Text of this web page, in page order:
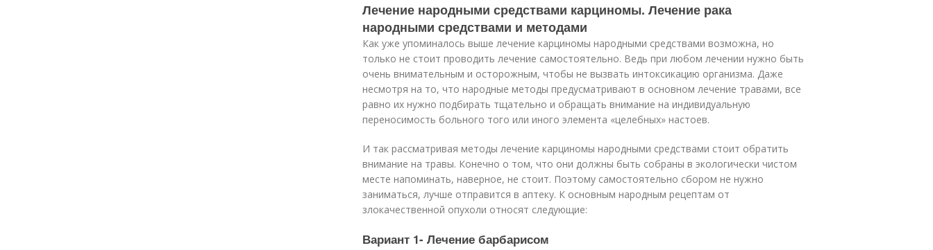
Лечение народными средствами карциномы. Лечение рака
народными средствами и методами
Как уже упоминалось выше лечение карциномы народными средствами возможна, но
только не стоит проводить лечение самостоятельно. Ведь при любом лечении нужно быть
очень внимательным и осторожным, чтобы не вызвать интоксикацию организма. Даже
несмотря на то, что народные методы предусматривают в основном лечение травами, все
равно их нужно подбирать тщательно и обращать внимание на индивидуальную
переносимость больного того или иного элемента «целебных» настоев.
И так рассматривая методы лечение карциномы народными средствами стоит обратить
внимание на травы. Конечно о том, что они должны быть собраны в экологически чистом
месте напоминать, наверное, не стоит. Поэтому самостоятельно сбором не нужно
заниматься, лучше отправится в аптеку. К основным народным рецептам от
злокачественной опухоли относят следующие:
Вариант 1- Лечение барбарисом